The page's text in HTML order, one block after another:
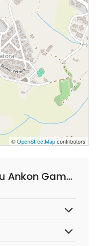
©OpenStreetMapcontributors
Domande Frequenti su Ankon Games